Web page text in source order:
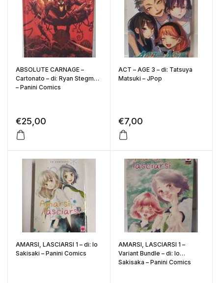
ABSOLUTE CARNAGE –
Cartonato – di: Ryan Stegman
– Panini Comics
€25,00
ACT – AGE 3 – di: Tatsuya
Matsuki – JPop
€7,00
AMARSI, LASCIARSI 1 – di: Io
Sakisaki – Panini Comics
AMARSI, LASCIARSI 1 –
Variant Bundle – di: Io
Sakisaka – Panini Comics